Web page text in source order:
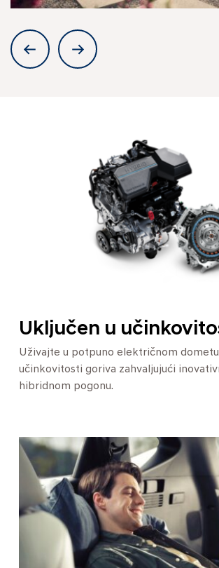
Uključen u
Uživajte u potpuno električnom
učinkovitosti goriva zahvaljujući
hibridnom pogonu.